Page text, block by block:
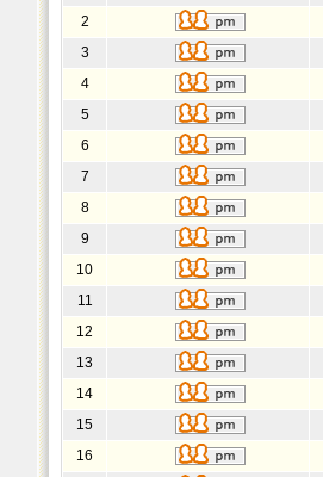
2
3
4
5
6
7
8
9
10
11
12
13
14
15
16